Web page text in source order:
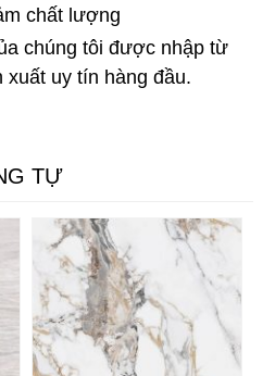
chất lượng
chúng tôi được nhập từ
xuất uy tín hàng đầu.
TỰ